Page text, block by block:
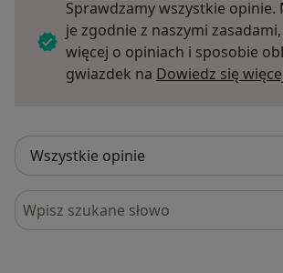
Sprawdzamy wszystkie
je zgodnie z naszymi
więcej o opiniach i sposobie
gwiazdek na Dowiedz się
Szukaj w opiniach